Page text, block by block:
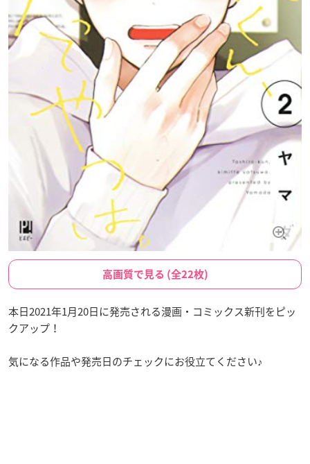
高画質で見る (全22枚)
本日2021年1月20日に発売される漫画・コミックス新刊をピッ
クアップ！
気になる作品や発売日のチェックにお役立てください♪